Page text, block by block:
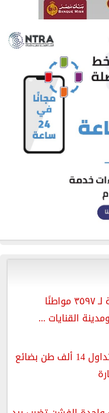
تقديم الخدمة الطبية لـ ٣٥٩٧ مواطنًا
القنايات ...
موانئ البحر الأحمر: تداول 14 ألف طن بضائع